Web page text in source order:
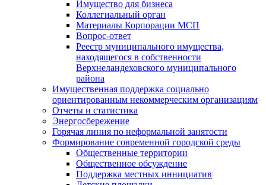
Имущество для бизнеса
Коллегиальный орган
Материалы Корпорации МСП
Вопрос-ответ
Реестр муниципального имущества,
находящегося в собственности
Верхнеландеховского муниципального
района
Имущественная поддержка социально
ориентированным некоммерческим организациям
Отчеты и статистика
Энергосбережение
Горячая линия по неформальной занятости
Формирование современной городской среды
Общественные территории
Общественное обсуждение
Поддержка местных иннициатив